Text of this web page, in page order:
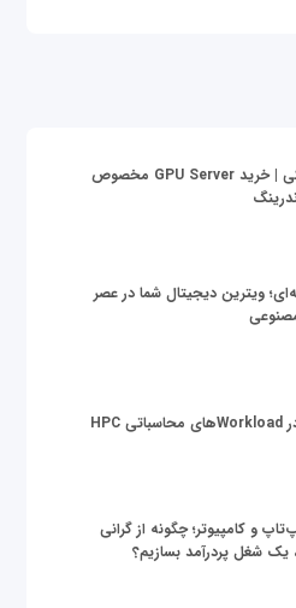
قیمت سرور گرافیکی | خرید GPU Server مخصوص
ویترین دیجیتال شما در عصر
و کامپیوتر؛ چگونه از گرانی
یک شغل پردرآمد بسازیم؟